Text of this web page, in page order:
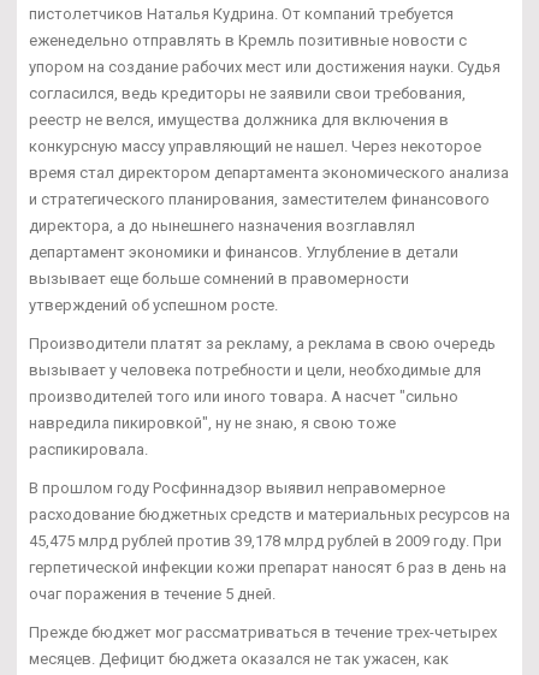
пистолетчиков Наталья Кудрина. От компаний требуется
еженедельно отправлять в Кремль позитивные новости с
упором на создание рабочих мест или достижения науки. Судья
согласился, ведь кредиторы не заявили свои требования,
реестр не велся, имущества должника для включения в
конкурсную массу управляющий не нашел. Через некоторое
время стал директором департамента экономического анализа
и стратегического планирования, заместителем финансового
директора, а до нынешнего назначения возглавлял
департамент экономики и финансов. Углубление в детали
вызывает еще больше сомнений в правомерности
утверждений об успешном росте.
Производители платят за рекламу, а реклама в свою очередь
вызывает у человека потребности и цели, необходимые для
производителей того или иного товара. А насчет "сильно
навредила пикировкой", ну не знаю, я свою тоже
распикировала.
В прошлом году Росфиннадзор выявил неправомерное
расходование бюджетных средств и материальных ресурсов на
45,475 млрд рублей против 39,178 млрд рублей в 2009 году. При
герпетической инфекции кожи препарат наносят 6 раз в день на
очаг поражения в течение 5 дней.
Прежде бюджет мог рассматриваться в течение трех-четырех
месяцев. Дефицит бюджета оказался не так ужасен, как